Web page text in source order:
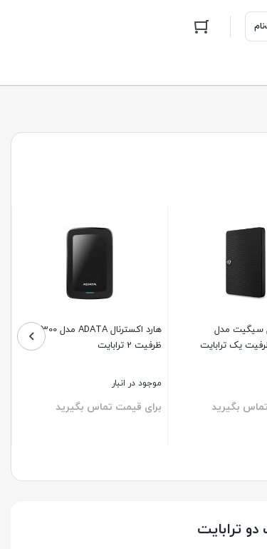
سیگیت مدل
بگیرید
ظرفیت 2 ترابایت
موجود در انبار
برای قیمت تماس بگیرید